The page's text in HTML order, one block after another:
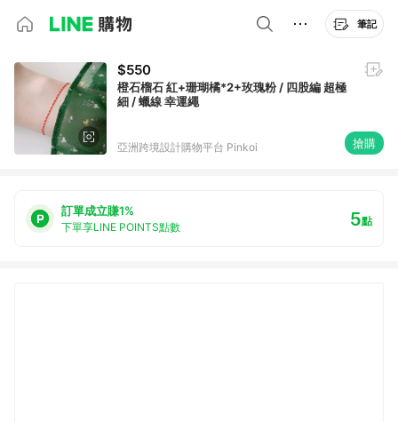
筆記
$550
橙石榴石 紅+珊瑚橘*2+玫瑰粉 / 四股編 超極
細 / 蠟線 幸運繩
亞洲跨境設計購物平台 Pinkoi 搶購
訂單成立賺1%
下單享LINE POINTS點數 5點